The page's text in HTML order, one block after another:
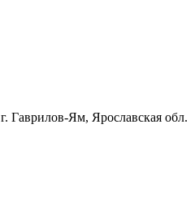
Гаврилов-Ям, Ярославская обл.